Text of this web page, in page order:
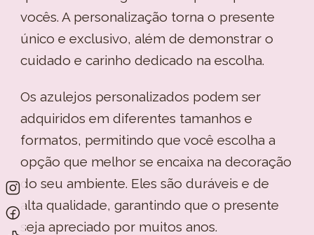
vocês. A personalização torna o presente
único e exclusivo, além de demonstrar o
cuidado e carinho dedicado na escolha.
Os azulejos personalizados podem ser
adquiridos em diferentes tamanhos e
formatos, permitindo que você escolha a
opção que melhor se encaixa na decoração
do seu ambiente. Eles são duráveis e de
alta qualidade, garantindo que o presente
seja apreciado por muitos anos.